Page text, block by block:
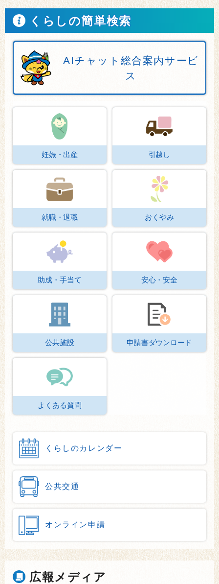
くらしの簡単検索
AIチャット総合案内サービ
ス
妊娠・出産 引越し
就職・退職 おくやみ
助成・手当て 安心・安全
公共施設 申請書ダウンロード
よくある質問
くらしのカレンダー
公共交通
オンライン申請
広報メディア